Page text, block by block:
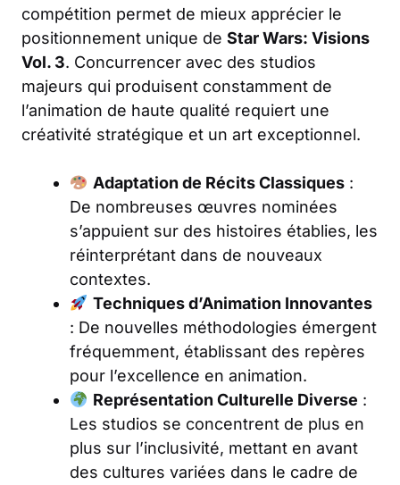
compétition permet de mieux apprécier le
positionnement unique de Star Wars: Visions
Vol. 3. Concurrencer avec des studios
majeurs qui produisent constamment de
l’animation de haute qualité requiert une
créativité stratégique et un art exceptionnel.
Adaptation de Récits Classiques:
De nombreuses œuvres nominées
s’appuient sur des histoires établies, les
réinterprétant dans de nouveaux
contextes.
Techniques d’Animation Innovantes
: De nouvelles méthodologies émergent
fréquemment, établissant des repères
pour l’excellence en animation.
Représentation Culturelle Diverse :
Les studios se concentrent de plus en
plus sur l’inclusivité, mettant en avant
des cultures variées dans le cadre de